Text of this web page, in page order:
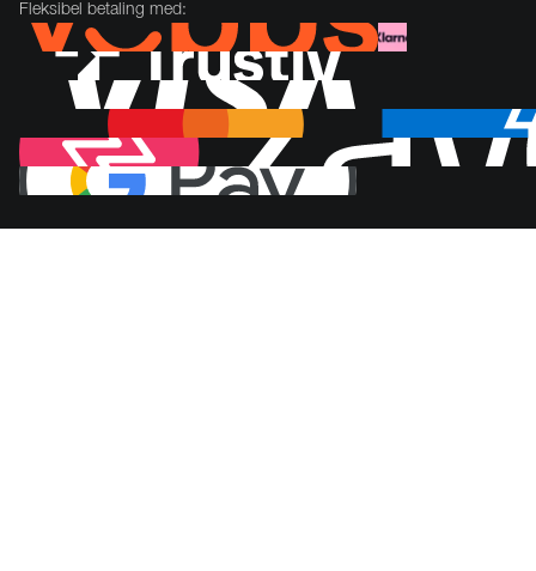
Fleksibel betaling med: